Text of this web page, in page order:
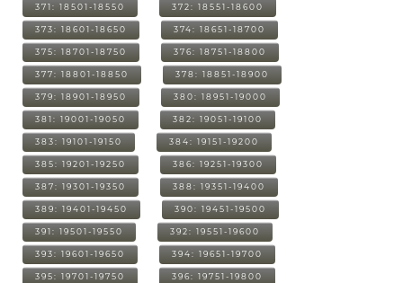
371: 18501-18550 372: 18551-18600
373: 18601-18650 374: 18651-18700
375: 18701-18750 376: 18751-18800
377: 18801-18850 378: 18851-18900
379: 18901-18950 380: 18951-19000
381: 19001-19050 382: 19051-19100
383: 19101-19150 384: 19151-19200
385: 19201-19250 386: 19251-19300
387: 19301-19350 388: 19351-19400
389: 19401-19450 390: 19451-19500
391: 19501-19550 392: 19551-19600
393: 19601-19650 394: 19651-19700
395: 19701-19750 396: 19751-19800